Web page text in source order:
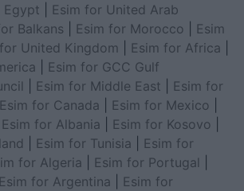
Egypt
Esim for United Arab
Balkans Esim for Morocco
Esim
United Kingdom Esim for Africa
Esim for GCC Gulf
Esim for Middle East
Esim for
Esim for Canada Esim for Mexico
Esim for Albania Esim for Kosovo
Esim for Tunisia
Esim for
for Algeria Esim for Portugal
Esim for Argentina
Esim for